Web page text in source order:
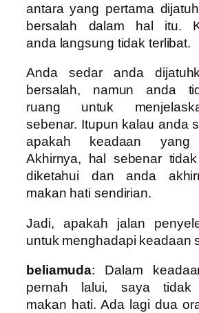
antara yang pertama
bersalah dalam hal itu.
anda langsung tidak terlibat.
Anda sedar anda
bersalah, namun anda
ruang untuk
sebenar. Itupun kalau anda
apakah keadaan yang
Akhirnya, hal sebenar
diketahui dan anda
makan hati sendirian.
Jadi, apakah jalan
untuk menghadapi keadaan
beliamuda: Dalam
pernah lalui, saya tidak
makan hati. Ada lagi dua